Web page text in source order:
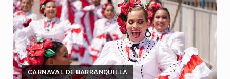
La Red Pro, integrada por 14 organizaciones que trabajan por…
La colaboración, inspirada en Cien años de soledad de Gabriel…
La comedia romántica escrita y dirigida por Dago García cuenta…
CARNAVAL DE BARRANQUILLA